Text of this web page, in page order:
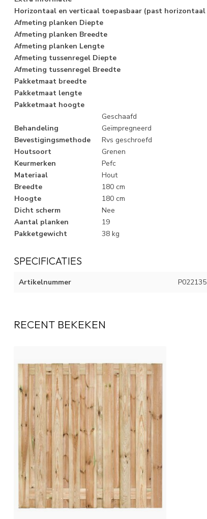
Horizontaal en verticaal toepasbaar (past
Afmeting planken Diepte
Afmeting planken Breedte
Afmeting planken Lengte
Afmeting tussenregel Diepte
Afmeting tussenregel Breedte
Pakketmaat breedte
Pakketmaat lengte
Pakketmaat hoogte
Geschaafd
Behandeling
Geïmpregneerd
Bevestigingsmethode
Rvs geschroefd
Houtsoort
Grenen
Keurmerken
Pefc
Materiaal
Hout
Breedte
180 cm
Hoogte
180 cm
Dicht scherm
Nee
Aantal planken
19
Pakketgewicht
38 kg
SPECIFICATIES
Artikelnummer P022135
RECENT BEKEKEN